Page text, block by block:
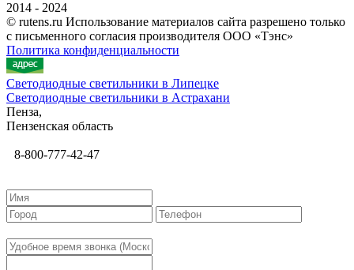
2014 - 2024
© rutens.ru Использование материалов сайта разрешено только
с письменного согласия производителя ООО «Тэнс»
Политика конфиденциальности
Светодиодные светильники в Липецке
Светодиодные светильники в Астрахани
Пенза,
Пензенская область
8-800-777-42-47